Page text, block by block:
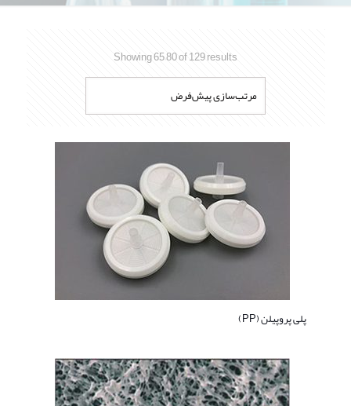
Showing 65–80 of 129 results
پلی پروپیلن (PP)